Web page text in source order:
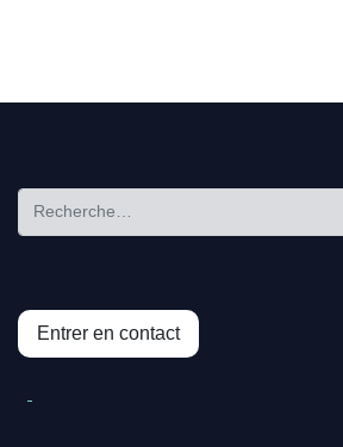
Entrer en contact